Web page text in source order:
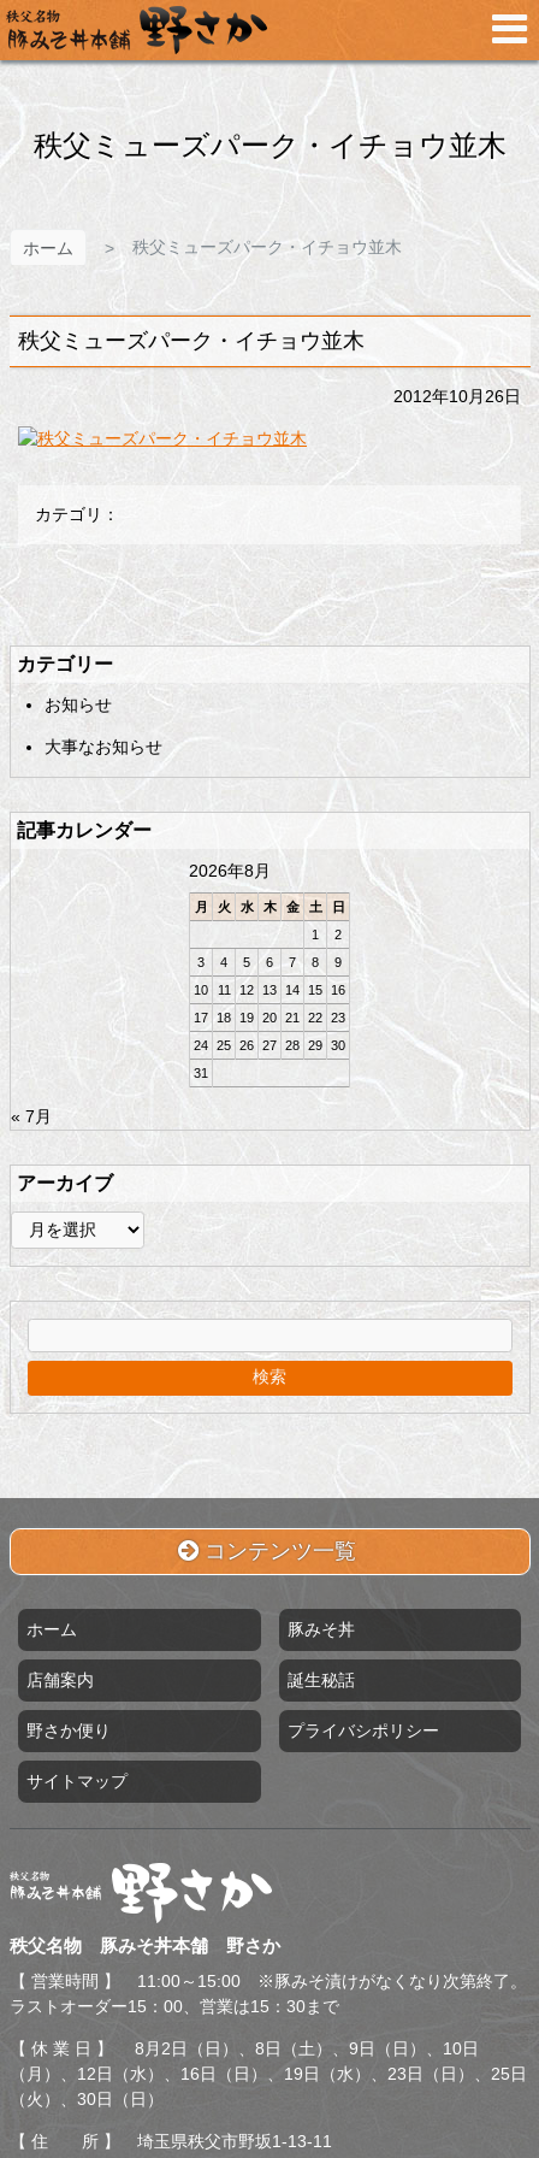
メ
イ
ン
コ
ン
プ
秩父ミューズパーク・イチョウ並木
ホーム 秩父ミューズパーク・イチョウ並木
秩父ミューズパーク・イチョウ並木
2012年10月26日
カテゴリ：
メ
イ
ン
ツ
の
先
頭
へ
ペ
ー
ジ
戻
る
カテゴリー
お知らせ
大事なお知らせ
記事カレンダー
2026年8月
月 火 水 木 金 土
日
1
2
3
4 5 6 7 8
9
10
11 12 13 14 15
16
17
18 19 20 21 22 23
24 25 26 27 28 29 30
31
« 7月
アーカイブ
ア
ー
カ
イ
ブ
コンテンツ一覧
ホーム 豚みそ丼
店舗案内 誕生秘話
野さか便り プライバシポリシー
サイトマップ
秩父名物 豚みそ丼本舗 野
秩父名物 豚みそ丼本舗 野さか
【 営業時間 】 11:00～15:00 ※豚みそ漬けがなくなり次第終了。
ラストオーダー15：00、営業は15：30まで
【 休 業 日 】 8月2日（日）、8日（土）、9日（日）、10日
（月）、12日（水）、16日（日）、19日（水）、23日（日）、25日
（火）、30日（日）
【 住 所 】 埼玉県秩父市野坂1-13-11